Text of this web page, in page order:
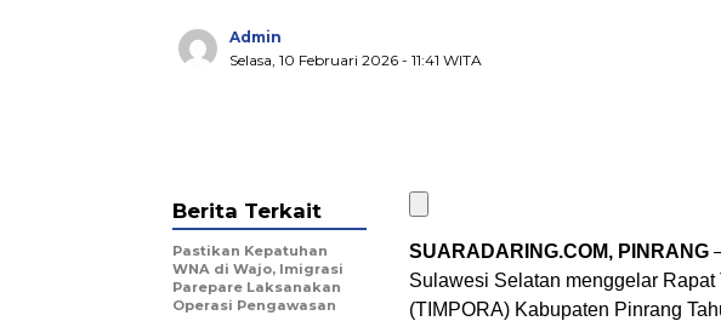
Admin
Selasa, 10 Februari 2026 - 11:41 WITA
SUARADARING.COM, PINRANG
Sulawesi Selatan menggelar
(TIMPORA) Kabupaten Pinrang
Berita Terkait
Pastikan Kepatuhan
WNA di Wajo, Imigrasi
Parepare Laksanakan
Operasi Pengawasan